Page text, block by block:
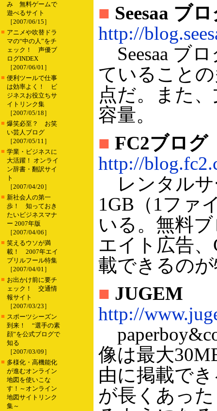
み 無料ゲームで
遊べるサイト
［2007/06/15］
■ アニメや吹替ドラ
マの“中の人”をチ
ェック！ 声優ブ
ログINDEX
［2007/06/01］
■ 便利ツールで仕事
は効率よく！ ビ
ジネスお役立ちサ
イトリンク集
［2007/05/18］
■ 爆笑必至？ お笑
い芸人ブログ
［2007/05/11］
■ 学業・ビジネスに
大活躍！ オンライ
ン辞書・翻訳サイ
ト
［2007/04/20］
■ 新社会人の第一
歩！ 知っておき
たいビジネスマナ
ー 2007年版
［2007/04/06］
■ 笑えるウソが満
載！ 2007年エイ
プリルフール特集
［2007/04/01］
■ お出かけ前に要チ
ェック！ 交通情
報サイト
［2007/03/23］
■ スポーツシーズン
到来！ “選手の素
顔”を公式ブログで
知る
［2007/03/09］
■ 多様化・高機能化
が進むオンライン
地図を使いこな
す！～オンライン
地図サイトリンク
集～
■ Seesaa ブ
http://
Seesaa ブ
ていること
点だ。また
容量。
■ FC2ブログ
http://
レンタルサ
1GB（1ファ
いる。無料
エイト広告、
載できるの
■ JUGEM
http://
像は最大
由に掲載で
が長くあっ